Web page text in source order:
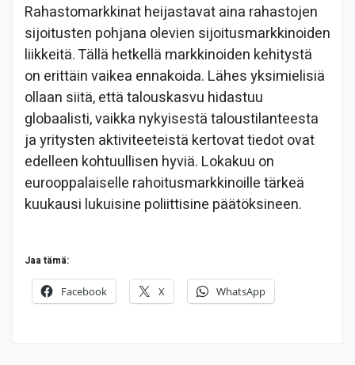
Rahastomarkkinat heijastavat aina rahastojen
sijoitusten pohjana olevien sijoitusmarkkinoiden
liikkeitä. Tällä hetkellä markkinoiden kehitystä
on erittäin vaikea ennakoida. Lähes yksimielisiä
ollaan siitä, että talouskasvu hidastuu
globaalisti, vaikka nykyisestä taloustilanteesta
ja yritysten aktiviteeteistä kertovat tiedot ovat
edelleen kohtuullisen hyviä. Lokakuu on
eurooppalaiselle rahoitusmarkkinoille tärkeä
kuukausi lukuisine poliittisine päätöksineen.
Jaa tämä:
Facebook X WhatsApp